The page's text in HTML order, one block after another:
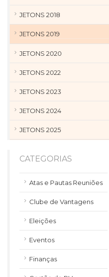
JETONS 2018
JETONS 2019
JETONS 2020
JETONS 2022
JETONS 2023
JETONS 2024
JETONS 2025
CATEGORIAS
Atas e Pautas Reuniões
Clube de Vantagens
Eleições
Eventos
Finanças